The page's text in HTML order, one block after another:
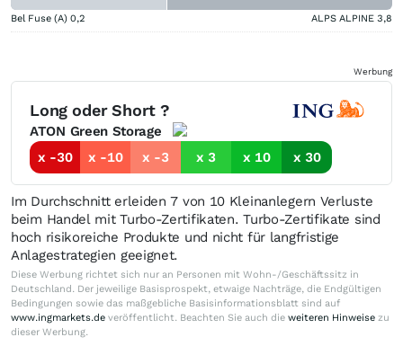
Bel Fuse (A) 0,2 ALPS ALPINE 3,8
Werbung
Long oder Short ?
ATON Green Storage
x -30
x -10 x -3 x 3 x 10 x 30
Im Durchschnitt erleiden 7 von 10 Kleinanlegern Verluste
beim Handel mit Turbo-Zertifikaten. Turbo-Zertifikate sind
hoch risikoreiche Produkte und nicht für langfristige
Anlagestrategien geeignet.
Diese Werbung richtet sich nur an Personen mit Wohn-/Geschäftssitz in
Deutschland. Der jeweilige Basisprospekt, etwaige Nachträge, die Endgültigen
Bedingungen sowie das maßgebliche Basisinformationsblatt sind auf
www.ingmarkets.de veröffentlicht. Beachten Sie auch die weiteren Hinweise zu
dieser Werbung.